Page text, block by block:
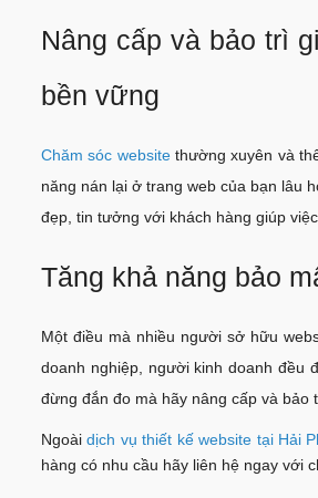
Nâng cấp và bảo trì
bền vững
Chăm sóc websitethường xuyên và
năng nán lại ở trang web của bạn lâu
đẹp, tin tưởng với khách hàng giúp
Tăng khả năng bảo
Một điều mà nhiều người sở hữu
doanh nghiệp, người kinh doanh đều
đừng đắn đo mà hãy nâng cấp và
Ngoàidịch vụ thiết kế website tại Hải
hàng có nhu cầu hãy liên hệ ngay với